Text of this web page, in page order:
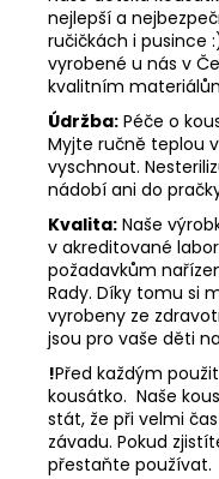
nejlepší a
ručičkách i pusince
vyrobené u nás v
kvalitním
Údržba: Péče o
Myjte ručně teplou
vyschnout.
nádobí ani do
Kvalita: Naše
v akreditované
požadavkům
Rady. Díky tomu si
vyrobeny ze
jsou pro vaše děti
!Před každým
kousátko. Naše
stát, že při velmi
závadu. Pokud
přestaňte používat.